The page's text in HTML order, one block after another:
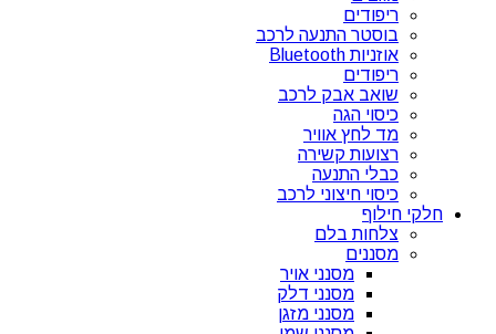
ריפודים
בוסטר התנעה לרכב
אוזניות Bluetooth
ריפודים
שואב אבק לרכב
כיסוי הגה
מד לחץ אוויר
רצועות קשירה
כבלי התנעה
כיסוי חיצוני לרכב
חלקי חילוף
צלחות בלם
מסננים
מסנני אויר
מסנני דלק
מסנני מזגן